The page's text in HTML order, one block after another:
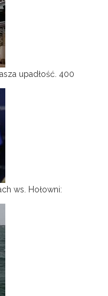
upadłość. 400
ws. Hołowni: